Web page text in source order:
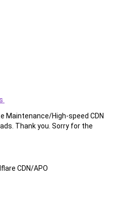
Maintenance/High-speed CDN
Thank you. Sorry for the
CDN/APO